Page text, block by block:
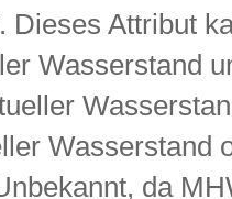
Dieses Attribut
Wasserstand
Wasserstand
da